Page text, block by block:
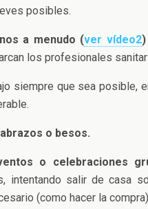
posibles.
a menudo (ver vídeo2)
los profesionales
siempre que sea posible,
o besos.
o celebraciones
intentando salir de casa
(como hacer la